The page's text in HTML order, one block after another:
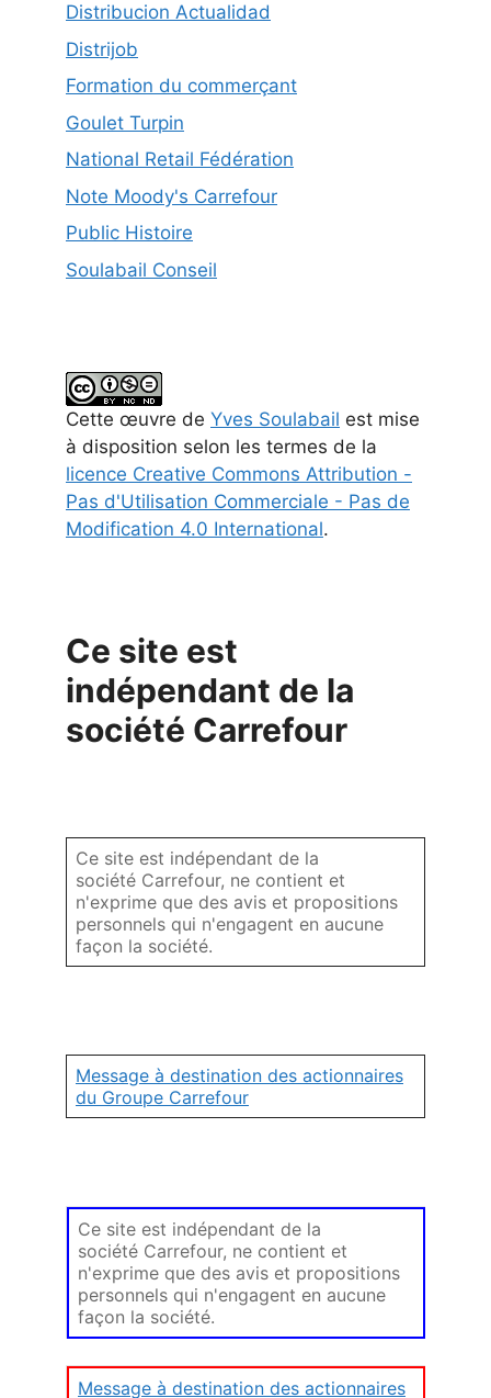
Distribucion Actualidad
Distrijob
Formation du commerçant
Goulet Turpin
National Retail Fédération
Note Moody's Carrefour
Public Histoire
Soulabail Conseil
Cette œuvre de Yves Soulabail est mise
à disposition selon les termes de la
licence Creative Commons Attribution -
Pas d'Utilisation Commerciale - Pas de
Modification 4.0 International.
Ce site est
indépendant de la
société Carrefour
Ce site est indépendant de la
société Carrefour, ne contient et
n'exprime que des avis et propositions
personnels qui n'engagent en aucune
façon la société.
Message à destination des actionnaires
du Groupe Carrefour
Ce site est indépendant de la
société Carrefour, ne contient et
n'exprime que des avis et propositions
personnels qui n'engagent en aucune
façon la société.
Message à destination des actionnaires